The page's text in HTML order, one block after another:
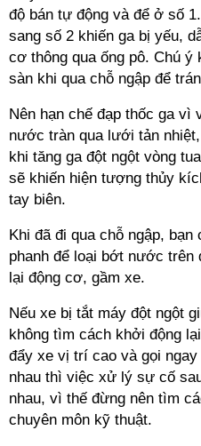
độ bán tự động và để ở số
sang số 2 khiến ga bị yếu,
cơ thông qua ống pô. Chú ý
sàn khi qua chỗ ngập để
Nên hạn chế đạp thốc ga vì
nước tràn qua lưới tản
khi tăng ga đột ngột vòng
sẽ khiến hiện tượng thủy
tay biên.
Khi đã đi qua chỗ ngập,
phanh để loại bớt nước trên
lại động cơ, gầm xe.
Nếu xe bị tắt máy đột ngột
không tìm cách khởi động
đẩy xe vị trí cao và gọi
nhau thì việc xử lý sự cố
nhau, vì thế đừng nên tìm
chuyên môn kỹ thuật.